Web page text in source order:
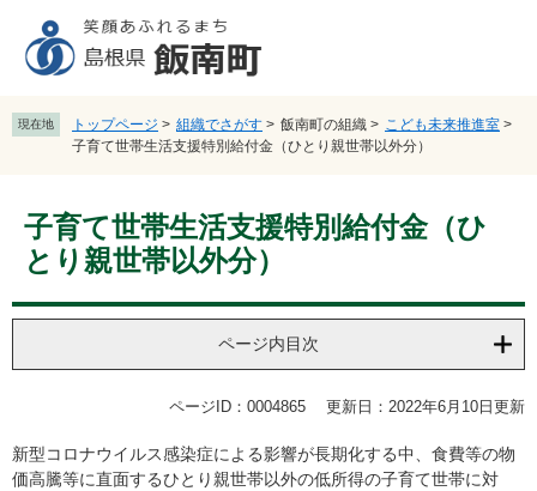
先
頭
を
飛
現在地 トップページ > 組織でさがす > 飯南町の組織 > こども未来推進室 >
子育て世帯生活支援特別給付金（ひとり親世帯以外分）
文子育て世帯生活支援特別給付金（ひ
とり親世帯以外分）
ページ内目次
ページID：0004865 更新日：2022年6月10日更新
新型コロナウイルス感染症による影響が長期化する中、食費等の物
価高騰等に直面するひとり親世帯以外の低所得の子育て世帯に対